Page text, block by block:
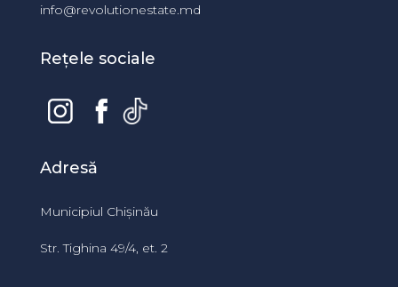
info@revolutionestate.md
Rețele sociale
Adresă
Municipiul Chișinău
Str. Tighina 49/4, et. 2